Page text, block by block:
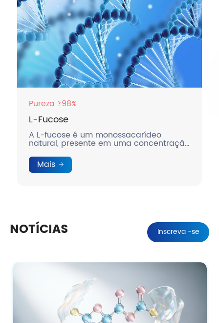
Pureza ≥98%
L-Fucose
A L-fucose é um monossacarídeo
natural, presente em uma concentração
relativamente alta no leite materno
humano.
Mais
NOTÍCIAS Inscreva -se